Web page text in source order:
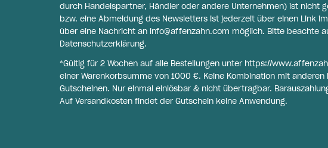
durch Handelspartner, Händler oder andere Unternehmen) ist nicht
bzw. eine Abmeldung des Newsletters ist jederzeit über einen Link
über eine Nachricht an info@affenzahn.com möglich. Bitte beachte
Datenschutzerklärung.
*Gültig für 2 Wochen auf alle Bestellungen unter https://
einer Warenkorbsumme von 1000 €. Keine Kombination mit anderen
Gutscheinen. Nur einmal einlösbar & nicht übertragbar.
Auf Versandkosten findet der Gutschein keine Anwendung.